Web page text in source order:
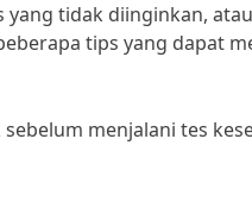
tidak diinginkan,
tips yang dapat
menjalani tes